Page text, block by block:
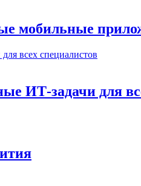
мобильные
ИТ-задачи для